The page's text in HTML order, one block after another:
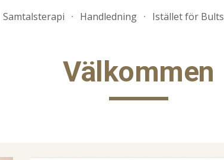
Skip to main content
Samtalsterapi Handledning Istället för
Välkommen